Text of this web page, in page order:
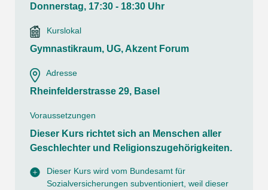
Donnerstag, 17:30 - 18:30 Uhr
Kurslokal
Gymnastikraum, UG, Akzent Forum
Adresse
Rheinfelderstrasse 29, Basel
Voraussetzungen
Dieser Kurs richtet sich an Menschen aller
Geschlechter und Religionszugehörigkeiten.
Dieser Kurs wird vom Bundesamt für
Sozialversicherungen subventioniert, weil dieser